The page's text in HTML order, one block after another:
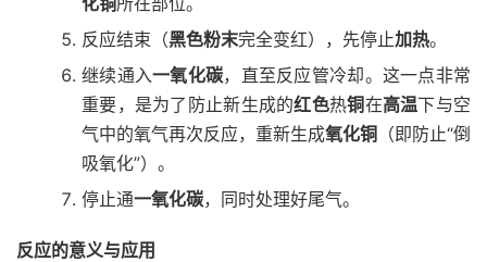
反应结束（黑色粉末完全变红），先停止加热。
继续通入一氧化碳，直至反应管冷却。这一点非常
重要，是为了防止新生成的红色热铜在高温下与空
气中的氧气再次反应，重新生成氧化铜 （即防止“倒
吸氧化”）。
停止通一氧化碳，同时处理好尾气。
反应的意义与应用